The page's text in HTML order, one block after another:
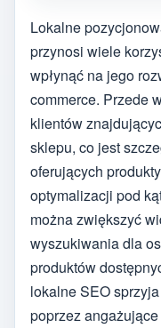
Lokalne
przynosi wiele
wpłynąć na jego
commerce. Przede
klientów
sklepu, co jest
oferujących
optymalizacji pod
można zwiększyć
wyszukiwania dla
produktów
lokalne SEO
poprzez